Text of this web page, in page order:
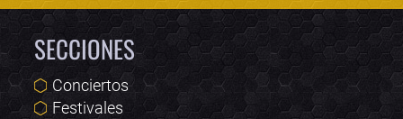
SECCIONES
Conciertos
Festivales